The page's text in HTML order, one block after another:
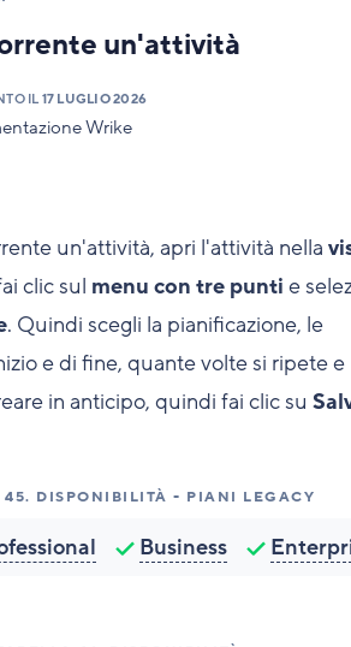
un'attività
IL 17 LUGLIO 2026
Wrike
un'attività, apri l'attività nella
clic sul menu con tre punti e
. Quindi scegli la pianificazione, le
e di fine, quante volte si ripete e
in anticipo, quindi fai clic su
45. DISPONIBILITÀ - PIANI LEGACY
Business